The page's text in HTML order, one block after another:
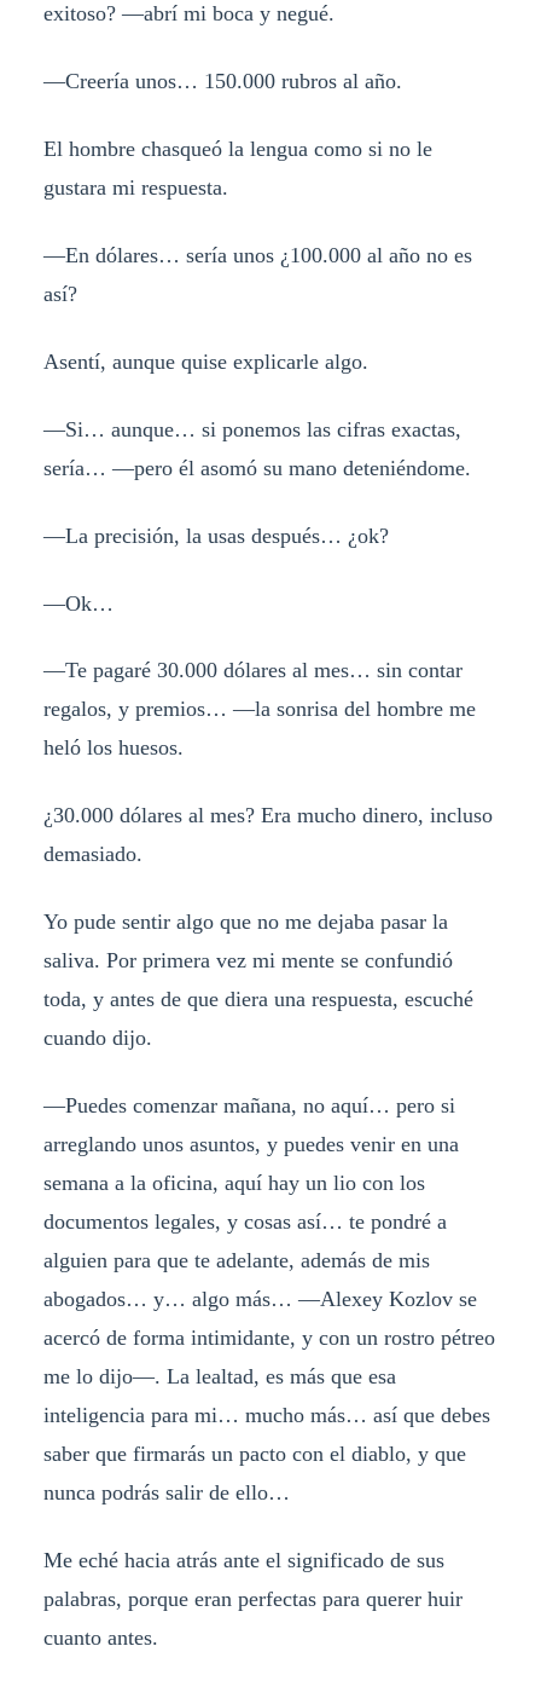
exitoso? —abrí mi boca y negué.
—Creería unos… 150.000 rubros al año.
El hombre chasqueó la lengua como si no le
gustara mi respuesta.
—En dólares… sería unos ¿100.000 al año no es
así?
Asentí, aunque quise explicarle algo.
—Si… aunque… si ponemos las cifras exactas,
sería… —pero él asomó su mano deteniéndome.
—La precisión, la usas después… ¿ok?
—Ok…
—Te pagaré 30.000 dólares al mes… sin contar
regalos, y premios… —la sonrisa del hombre me
heló los huesos.
¿30.000 dólares al mes? Era mucho dinero, incluso
demasiado.
Yo pude sentir algo que no me dejaba pasar la
saliva. Por primera vez mi mente se confundió
toda, y antes de que diera una respuesta, escuché
cuando dijo.
—Puedes comenzar mañana, no aquí… pero si
arreglando unos asuntos, y puedes venir en una
semana a la oficina, aquí hay un lio con los
documentos legales, y cosas así… te pondré a
alguien para que te adelante, además de mis
abogados… y… algo más… —Alexey Kozlov se
acercó de forma intimidante, y con un rostro pétreo
me lo dijo—. La lealtad, es más que esa
inteligencia para mi… mucho más… así que debes
saber que firmarás un pacto con el diablo, y que
nunca podrás salir de ello…
Me eché hacia atrás ante el significado de sus
palabras, porque eran perfectas para querer huir
cuanto antes.